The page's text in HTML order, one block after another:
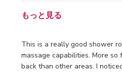
This is a really good shower
massage capabilities. More
back than other areas. I
もっと見る